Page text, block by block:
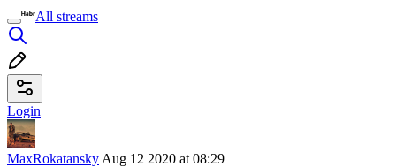
All streams
Login
MaxRokatansky Aug 12 2020 at 08:29